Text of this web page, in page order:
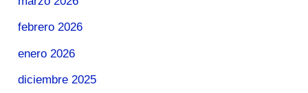
febrero 2026
enero 2026
diciembre 2025